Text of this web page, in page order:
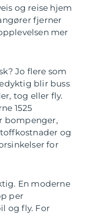
og reise hjem
fjerner
mer
Jo flere som
blir buss
tog eller fly.
1525
bompenger,
og
for
En moderne
per
og fly. For